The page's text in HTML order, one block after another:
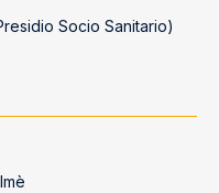
Socio Sanitario)